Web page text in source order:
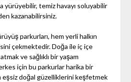
yürüyebilir, temiz havayı soluyabilir
kazanabilirsiniz.
parkurları, hem yerli halkın
çekmektedir. Doğa ile iç içe
ve sağlıklı bir yaşam
için bu parkurlar harika bir
eşsiz doğal güzelliklerini keşfetmek